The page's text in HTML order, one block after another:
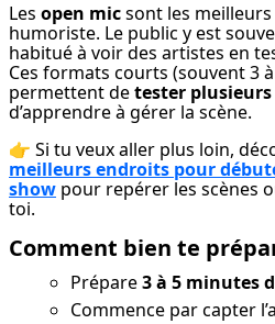
Les open mic sont les
humoriste. Le public y est
habitué à voir des artistes en
Ces formats courts (souvent 3
permettent de tester
d’apprendre à gérer la scène.
👉 Si tu veux aller plus loin,
meilleurs endroits pour
show pour repérer les scènes
toi.
Comment bien te
Prépare3 à 5 minutes
Commence par capter